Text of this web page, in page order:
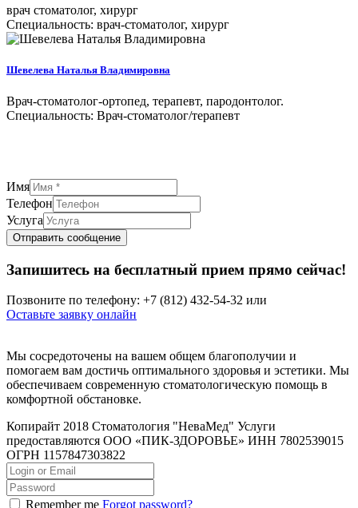
врач стоматолог, хирург
Специальность: врач-стоматолог, хирург
Шевелева Наталья Владимировна
Врач-стоматолог-ортопед, терапевт, пародонтолог.
Специальность: Врач-стоматолог/терапевт
Имя
Телефон
Услуга
Отправить сообщение
Запишитесь на бесплатный прием прямо сейчас!
Позвоните по телефону: +7 (812) 432-54-32 или
Оставьте заявку онлайн
Мы сосредоточены на вашем общем благополучии и
помогаем вам достичь оптимального здоровья и эстетики. Мы
обеспечиваем современную стоматологическую помощь в
комфортной обстановке.
Копирайт 2018 Стоматология "НеваМед" Услуги
предоставляются ООО «ПИК-ЗДОРОВЬЕ» ИНН 7802539015
ОГРН 1157847303822
Remember me Forgot password?